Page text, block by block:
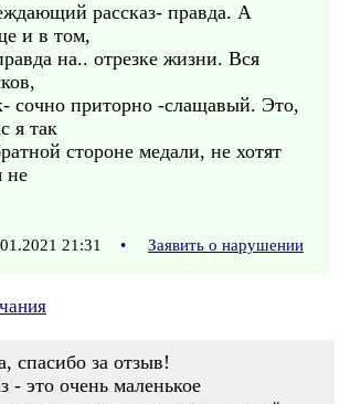
рассказ- правда. А
и в том,
на.. отрезке жизни. Вся
сочно приторно -слащавый. Это,
я так
стороне медали, не хотят
не
21:31 • Заявить о нарушении
спасибо за отзыв!
- это очень маленькое